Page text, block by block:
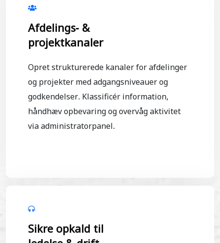
Afdelings- &
projektkanaler
Opret strukturerede kanaler for afdelinger
og projekter med adgangsniveauer og
godkendelser. Klassificér information,
håndhæv opbevaring og overvåg aktivitet
via administratorpanel.
Sikre opkald til